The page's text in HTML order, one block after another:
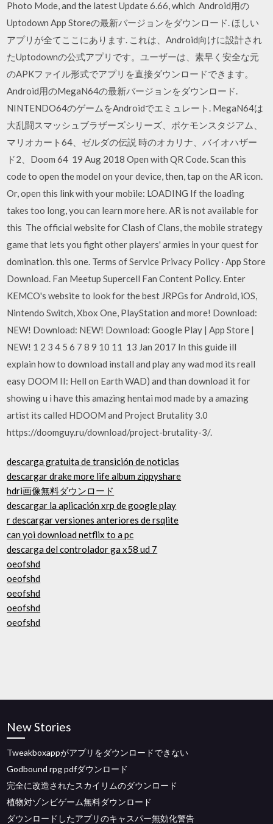
Photo Mode, and the latest Update 6.66, which Android用の
Uptodown App Storeの最新バージョンをダウンロード. ほしい
アプリが全てここにあります. これは、Android向けに設計され
たUptodownの公式アプリです。ユーザーは、素早く安全な元
のAPKファイル形式でアプリを直接ダウンロードできます。
Android用のMegaN64の最新バージョンをダウンロード.
NINTENDO64のゲームをAndroidでエミュレート. MegaN64は
大乱闘スマッシュブラザーズシリーズ、ポケモンスタジアム、
マリオカート64、ゼルダの伝説 時のオカリナ、バイオハザー
ド2、Doom 64 19 Aug 2018 Open with QR Code. Scan this
code to open the model on your device, then, tap on the AR icon.
Or, open this link with your mobile: LOADING If the loading
takes too long, you can learn more here. AR is not available for
this The official website for Clash of Clans, the mobile strategy
game that lets you fight other players' armies in your quest for
domination. this one. Terms of Service Privacy Policy · App Store
Download. Fan Meetup Supercell Fan Content Policy. Enter
KEMCO's website to look for the best JRPGs for Android, iOS,
Nintendo Switch, Xbox One, PlayStation and more! Download:
NEW! Download: NEW! Download: Google Play | App Store |
NEW! 1 2 3 4 5 6 7 8 9 10 11 13 Jan 2017 In this guide ill
explain how to download install and play any wad mod its reall
easy DOOM II: Hell on Earth WAD) and than download it for
showing u i have this amazing hentai mod made by a amazing
artist its called HDOOM and Project Brutality 3.0
https://doomguy.ru/download/project-brutality-3/.
descarga gratuita de transición de noticias
descargar drake more life album zippyshare
hdri画像無料ダウンロード
descargar la aplicación xrp de google play
r descargar versiones anteriores de rsqlite
can yoi download netflix to a pc
descarga del controlador ga x58 ud 7
oeofshd
oeofshd
oeofshd
oeofshd
oeofshd
New Stories
Tweakboxappがアプリをダウンロードできない
Godbound rpg pdfダウンロード
完全に改造されたスカイリムのダウンロード
植物対ゾンビゲーム無料ダウンロード
ダウンロードしたアプリのキャスパー無効化警告